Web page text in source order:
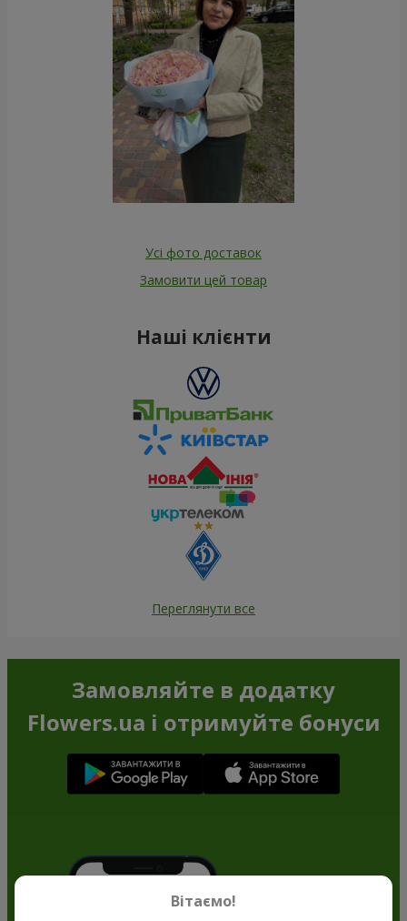
Усі фото доставок
Замовити цей товар
Наші клієнти
Переглянути все
Замовляйте в додатку
Flowers.ua і отримуйте бонуси
Вітаємо!